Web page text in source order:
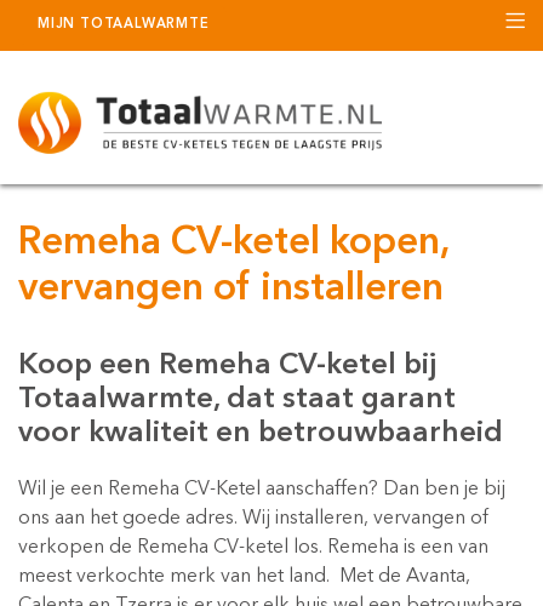
MIJN TOTAALWARMTE
Remeha CV-ketel kopen,
vervangen of installeren
Koop een Remeha CV-ketel bij
Totaalwarmte, dat staat garant
voor kwaliteit en betrouwbaarheid
Wil je een Remeha CV-Ketel aanschaffen? Dan ben je bij
ons aan het goede adres. Wij installeren, vervangen of
verkopen de Remeha CV-ketel los. Remeha is een van
meest verkochte merk van het land. Met de Avanta,